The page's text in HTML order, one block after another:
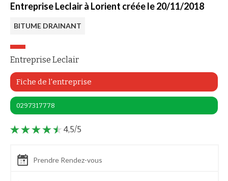
Entreprise Leclair à Lorient créée le 20/11/2018
BITUME DRAINANT
Entreprise Leclair
Fiche de l'entreprise
0297317778
4,5/5
Prendre Rendez-vous